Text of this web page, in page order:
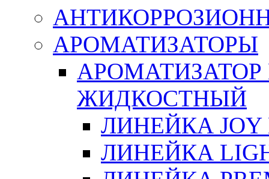
АРОМАТИЗАТОРЫ
ЖИДКОСТНЫЙ
ЛИНЕЙКА JOY
ЛИНЕЙКА